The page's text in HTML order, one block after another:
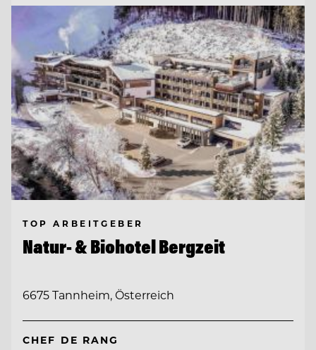
TOP ARBEITGEBER
Natur- & Biohotel Bergzeit
6675 Tannheim, Österreich
CHEF DE RANG